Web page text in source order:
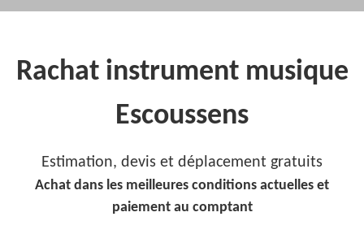
Rachat instrument musique
Escoussens
Estimation, devis et déplacement gratuits
Achat dans les meilleures conditions actuelles et
paiement au comptant